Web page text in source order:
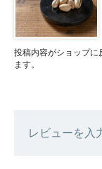
投稿内容がショップに
ます。
レビューを入